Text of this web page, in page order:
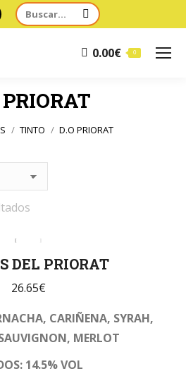
Buscar:
0.00€ 0
PRIORAT
TINTO D.O PRIORAT
DEL PRIORAT
26.65€
CARIÑENA, SYRAH,
MERLOT
14.5% VOL